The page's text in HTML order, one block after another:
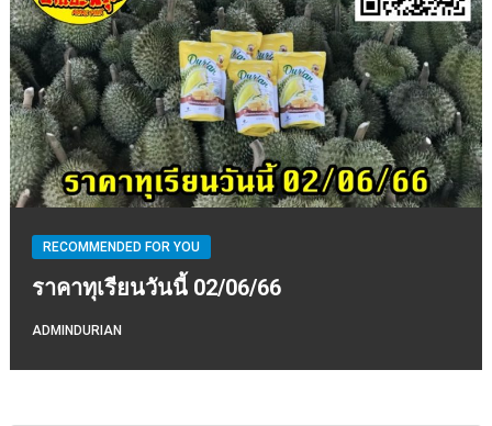
RECOMMENDED FOR YOU
ราคาทุเรียนวันนี้ 02/06/66
ADMINDURIAN